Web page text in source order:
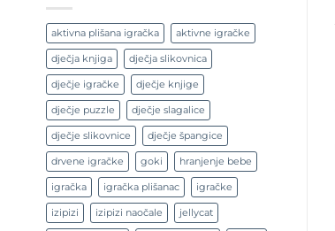
aktivna plišana igračka aktivne igračke
dječja knjiga dječja slikovnica
dječje igračke dječje knjige
dječje puzzle dječje slagalice
dječje slikovnice dječje špangice
drvene igračke goki hranjenje bebe
igračka igračka plišanac igračke
izipizi izipizi naočale jellycat